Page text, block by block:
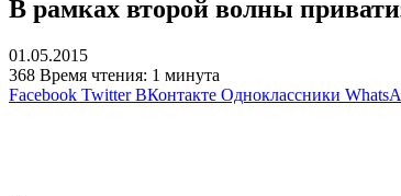
В рамках второй волны
01.05.2015
368 Время чтения: 1 минута
Facebook Twitter ВКонтакте Одноклассники